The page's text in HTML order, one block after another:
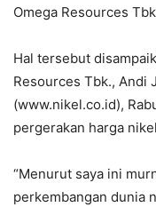
Omega Resources
Hal tersebut
Resources Tbk., Andi
(www.nikel.co.id),
pergerakan harga
“Menurut saya ini
perkembangan dunia